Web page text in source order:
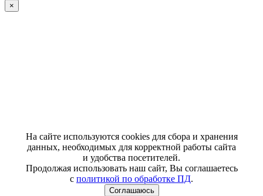
×
На сайте используются cookies для сбора и хранения
данных, необходимых для корректной работы сайта
и удобства посетителей.
Продолжая использовать наш сайт, Вы соглашаетесь
с политикой по обработке ПД.
Соглашаюсь